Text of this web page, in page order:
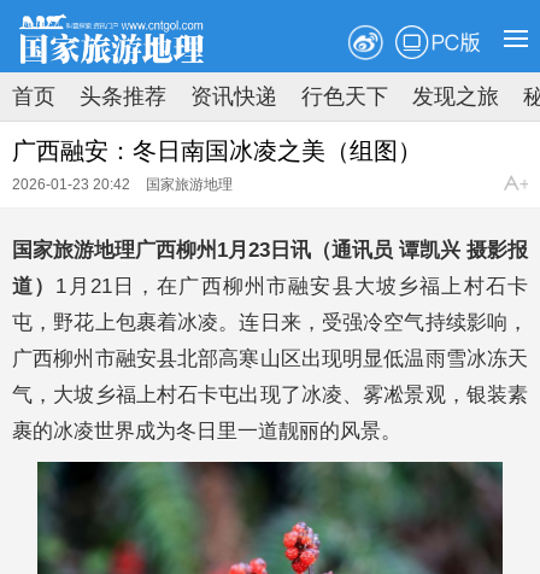
首页 头条推荐 资讯快递 行色天下 发现之旅
原创速递
新知速览 拍图时代 地理荟萃
广西融安：冬日南国冰凌之美（组图）
2026-01-23 20:42 国家旅游地理
国家旅游地理广西柳州1月23日讯（通讯员 谭凯兴 摄影报
道） 1月21日，在广西柳州市融安县大坡乡福上村石卡
屯，野花上包裹着冰凌。连日来，受强冷空气持续影响，
广西柳州市融安县北部高寒山区出现明显低温雨雪冰冻天
气，大坡乡福上村石卡屯出现了冰凌、雾凇景观，银装素
裹的冰凌世界成为冬日里一道靓丽的风景。